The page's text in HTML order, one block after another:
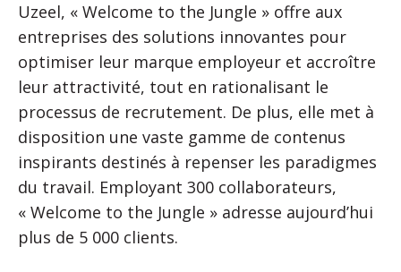
Uzeel, « Welcome to the Jungle » offre aux
entreprises des solutions innovantes pour
optimiser leur marque employeur et accroître
leur attractivité, tout en rationalisant le
processus de recrutement. De plus, elle met à
disposition une vaste gamme de contenus
inspirants destinés à repenser les paradigmes
du travail. Employant 300 collaborateurs,
« Welcome to the Jungle » adresse aujourd’hui
plus de 5 000 clients.